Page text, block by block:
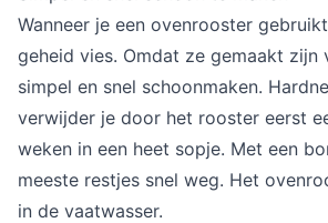
Wanneer je een ovenrooster
geheid vies. Omdat ze gemaakt zijn
simpel en snel schoonmaken.
verwijder je door het rooster eerst
weken in een heet sopje. Met een
meeste restjes snel weg. Het
in de vaatwasser.